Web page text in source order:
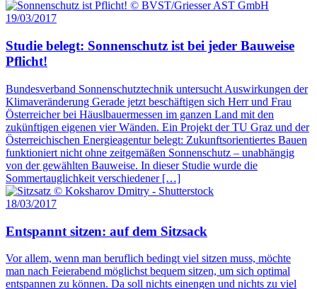
19/03/2017
Studie belegt: Sonnenschutz ist bei jeder Bauweise
Pflicht!
Bundesverband Sonnenschutztechnik untersucht Auswirkungen der
Klimaveränderung Gerade jetzt beschäftigen sich Herr und Frau
Österreicher bei Häuslbauermessen im ganzen Land mit den
zukünftigen eigenen vier Wänden. Ein Projekt der TU Graz und der
Österreichischen Energieagentur belegt: Zukunftsorientiertes Bauen
funktioniert nicht ohne zeitgemäßen Sonnenschutz – unabhängig
von der gewählten Bauweise. In dieser Studie wurde die
Sommertauglichkeit verschiedener […]
18/03/2017
Entspannt sitzen: auf dem Sitzsack
Vor allem, wenn man beruflich bedingt viel sitzen muss, möchte
man nach Feierabend möglichst bequem sitzen, um sich optimal
entspannen zu können. Da soll nichts einengen und nichts zu viel